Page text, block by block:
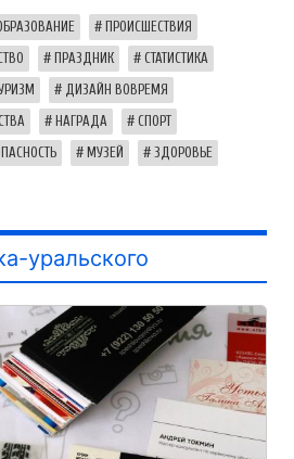
ПРОИСШЕСТВИЯ
ПРАЗДНИК СТАТИСТИКА
ДИЗАЙН ВОВРЕМЯ
НАГРАДА СПОРТ
МУЗЕЙ ЗДОРОВЬЕ
уральского